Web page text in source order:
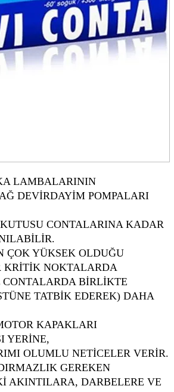
LAMBALARININ
DEVİRDAYİM POMPALARI
CONTALARINA KADAR
ÇOK YÜKSEK OLDUĞU
KRİTİK NOKTALARDA
BİRLİKTE
TATBİK EDEREK) DAHA
KAPAKLARI
YERİNE,
OLUMLU NETİCELER VERİR.
GEREKEN
AKINTILARA, DARBELERE VE